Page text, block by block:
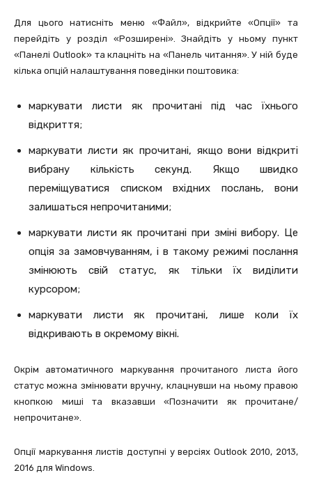
Для цього натисніть меню «Файл», відкрийте «Опції» та
перейдіть у розділ «Розширені». Знайдіть у ньому пункт
«Панелі Outlook» та клацніть на «Панель читання». У ній буде
кілька опцій налаштування поведінки поштовика:
маркувати листи як прочитані під час їхнього
відкриття;
маркувати листи як прочитані, якщо вони відкриті
вибрану кількість секунд. Якщо швидко
переміщуватися списком вхідних послань, вони
залишаться непрочитаними;
маркувати листи як прочитані при зміні вибору. Це
опція за замовчуванням, і в такому режимі послання
змінюють свій статус, як тільки їх виділити
курсором;
маркувати листи як прочитані, лише коли їх
відкривають в окремому вікні.
Окрім автоматичного маркування прочитаного листа його
статус можна змінювати вручну, клацнувши на ньому правою
кнопкою миші та вказавши «Позначити як прочитане/
непрочитане».
Опції маркування листів доступні у версіях Outlook 2010, 2013,
2016 для Windows.